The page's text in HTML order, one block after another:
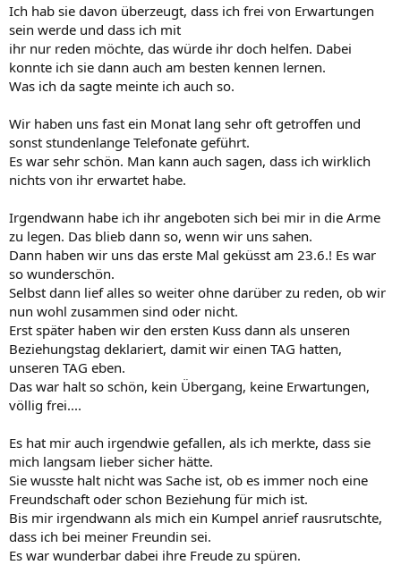
Ich hab sie davon überzeugt, dass ich frei von Erwartungen
sein werde und dass ich mit
ihr nur reden möchte, das würde ihr doch helfen. Dabei
konnte ich sie dann auch am besten kennen lernen.
Was ich da sagte meinte ich auch so.
Wir haben uns fast ein Monat lang sehr oft getroffen und
sonst stundenlange Telefonate geführt.
Es war sehr schön. Man kann auch sagen, dass ich wirklich
nichts von ihr erwartet habe.
Irgendwann habe ich ihr angeboten sich bei mir in die Arme
zu legen. Das blieb dann so, wenn wir uns sahen.
Dann haben wir uns das erste Mal geküsst am 23.6.! Es war
so wunderschön.
Selbst dann lief alles so weiter ohne darüber zu reden, ob wir
nun wohl zusammen sind oder nicht.
Erst später haben wir den ersten Kuss dann als unseren
Beziehungstag deklariert, damit wir einen TAG hatten,
unseren TAG eben.
Das war halt so schön, kein Übergang, keine Erwartungen,
völlig frei....
Es hat mir auch irgendwie gefallen, als ich merkte, dass sie
mich langsam lieber sicher hätte.
Sie wusste halt nicht was Sache ist, ob es immer noch eine
Freundschaft oder schon Beziehung für mich ist.
Bis mir irgendwann als mich ein Kumpel anrief rausrutschte,
dass ich bei meiner Freundin sei.
Es war wunderbar dabei ihre Freude zu spüren.